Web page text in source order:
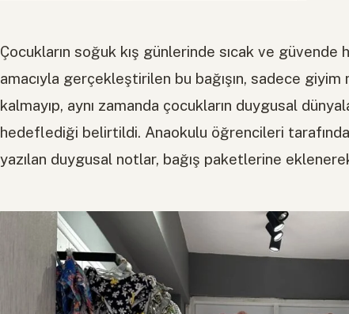
Çocukların soğuk kış günlerinde sıcak ve
amacıyla gerçekleştirilen bu bağışın, sadece giyim
kalmayıp, aynı zamanda çocukların duygusal
hedeflediği belirtildi. Anaokulu öğrencileri
yazılan duygusal notlar, bağış paketlerine